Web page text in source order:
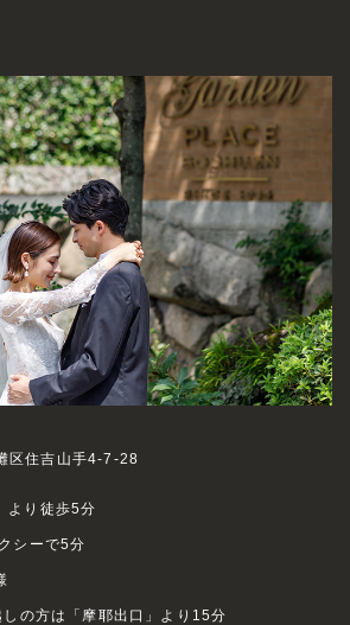
区住吉山手4-7-28
より徒歩5分
シーで5分
方は「摩耶出口」より15分